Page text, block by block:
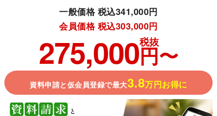
一般価格 税込341,000円
会員価格 税込303,000円
275,000税抜
円〜
資料申請と仮会員登録で最大3.8万円お得に